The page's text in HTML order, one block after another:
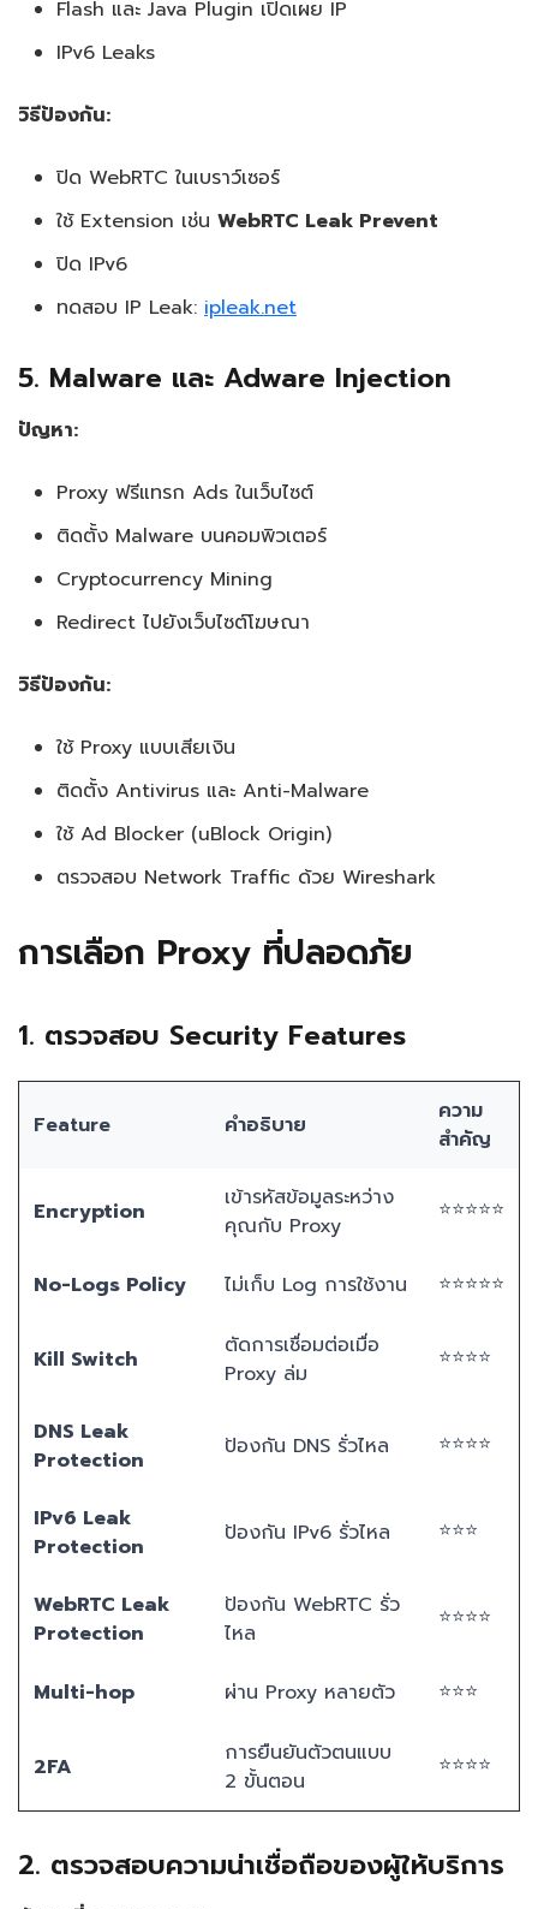
Flash และ Java Plugin เปิดเผย IP
IPv6 Leaks
วิธีป้องกัน:
ปิด WebRTC ในเบราว์เซอร์
ใช้ Extension เช่น WebRTC Leak Prevent
ปิด IPv6
ทดสอบ IP Leak: ipleak.net
5. Malware และ Adware Injection
ปัญหา:
Proxy ฟรีแทรก Ads ในเว็บไซต์
ติดตั้ง Malware บนคอมพิวเตอร์
Cryptocurrency Mining
Redirect ไปยังเว็บไซต์โฆษณา
วิธีป้องกัน:
ใช้ Proxy แบบเสียเงิน
ติดตั้ง Antivirus และ Anti-Malware
ใช้ Ad Blocker (uBlock Origin)
ตรวจสอบ Network Traffic ด้วย Wireshark
การเลือก Proxy ที่ปลอดภัย
1. ตรวจสอบ Security Features
Feature คำอธิบาย
ความ
สำคัญ
Encryption
เข้ารหัสข้อมูลระหว่าง
คุณกับ Proxy
⭐⭐⭐⭐⭐
No-Logs Policy ไม่เก็บ Log การใช้งาน ⭐⭐⭐⭐⭐
Kill Switch
ตัดการเชื่อมต่อเมื่อ
Proxy ล่ม
⭐⭐⭐⭐
DNS Leak
Protection
ป้องกัน DNS รั่วไหล ⭐⭐⭐⭐
IPv6 Leak
Protection
ป้องกัน IPv6 รั่วไหล ⭐⭐⭐
WebRTC Leak
Protection
ป้องกัน WebRTC รั่ว
ไหล
⭐⭐⭐⭐
Multi-hop ผ่าน Proxy หลายตัว ⭐⭐⭐
2FA
การยืนยันตัวตนแบบ
2 ขั้นตอน
⭐⭐⭐⭐
2. ตรวจสอบความน่าเชื่อถือของผู้ให้บริการ